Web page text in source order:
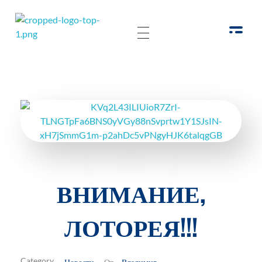
ВНИМАНИЕ,
ЛОТОРЕЯ!!!